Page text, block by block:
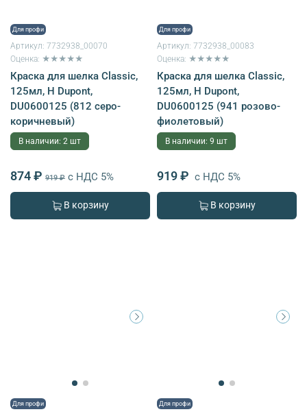
Для профи
Артикул: 7732938_00070
Оценка: ★★★★★
Краска для шелка Classiс,
125мл, H Dupont,
DU0600125 (812 серо-
коричневый)
В наличии: 2 шт
874 ₽ 919 ₽ с НДС 5%
В корзину
Для профи
Артикул: 7732938_00083
Оценка: ★★★★★
Краска для шелка Classiс,
125мл, H Dupont,
DU0600125 (941 розово-
фиолетовый)
В наличии: 9 шт
919 ₽ с НДС 5%
В корзину
Для профи Для профи